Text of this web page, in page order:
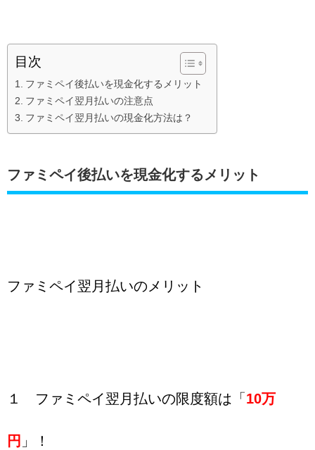
目次
ファミペイ後払いを現金化するメリット
ファミペイ翌月払いの注意点
ファミペイ翌月払いの現金化方法は？
ファミペイ後払いを現金化するメリット
ファミペイ翌月払いのメリット
１ ファミペイ翌月払いの限度額は「 10万
円 」！